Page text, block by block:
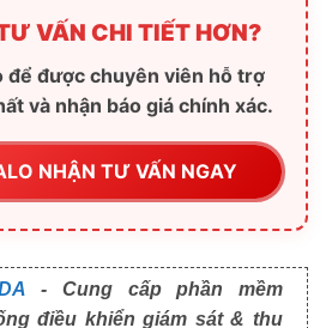
VẤN CHI TIẾT HƠN?
để được chuyên viên hỗ trợ
và nhận báo giá chính xác.
NHẬN TƯ VẤN NGAY
- Cung cấp phần mềm
điều khiển giám sát & thu